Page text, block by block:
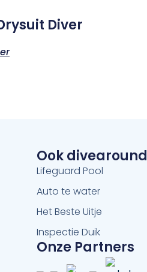
Diver
Ook divearound
Lifeguard Pool
Auto te water
Het Beste Uitje
Inspectie Duik
Onze Partners